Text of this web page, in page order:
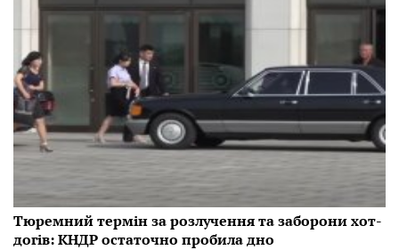
Тюремний термін за розлучення та заборони хот-
догів: КНДР остаточно пробила дно